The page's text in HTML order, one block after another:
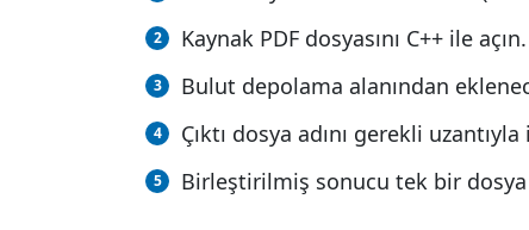
Kaynak PDF dosyasını C++ ile açın.
Bulut depolama alanından
Çıktı dosya adını gerekli
Birleştirilmiş sonucu tek bir